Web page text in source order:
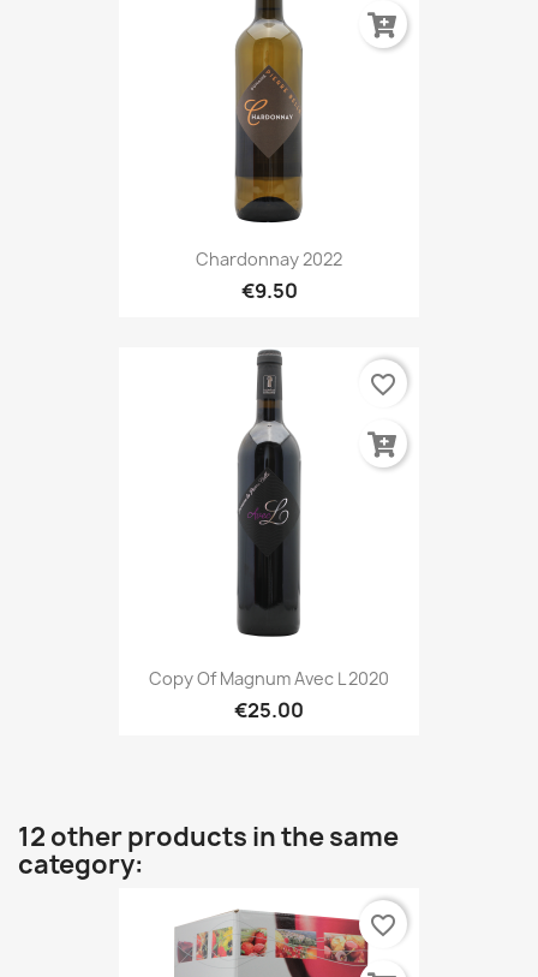
Chardonnay 2022
€9.50
Copy Of Magnum Avec L 2020
€25.00
favorite_border
12 other products in the same
category:
favorite_border